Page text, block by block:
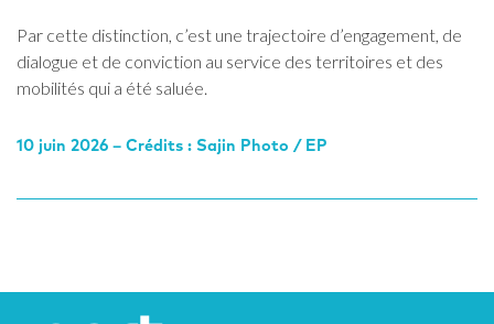
Par cette distinction, c’est une trajectoire d’engagement, de
dialogue et de conviction au service des territoires et des
mobilités qui a été saluée.
10 juin 2026 – Crédits : Sajin Photo / EP